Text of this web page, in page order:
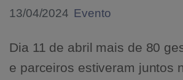
13/04/2024 Evento
Dia 11 de abril mais de 80
e parceiros estiveram juntos